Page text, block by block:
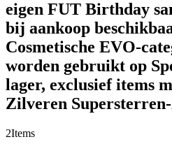
eigen FUT Birthday
bij aankoop
Cosmetische EVO-
worden gebruikt op
lager, exclusief items
Zilveren
2Items